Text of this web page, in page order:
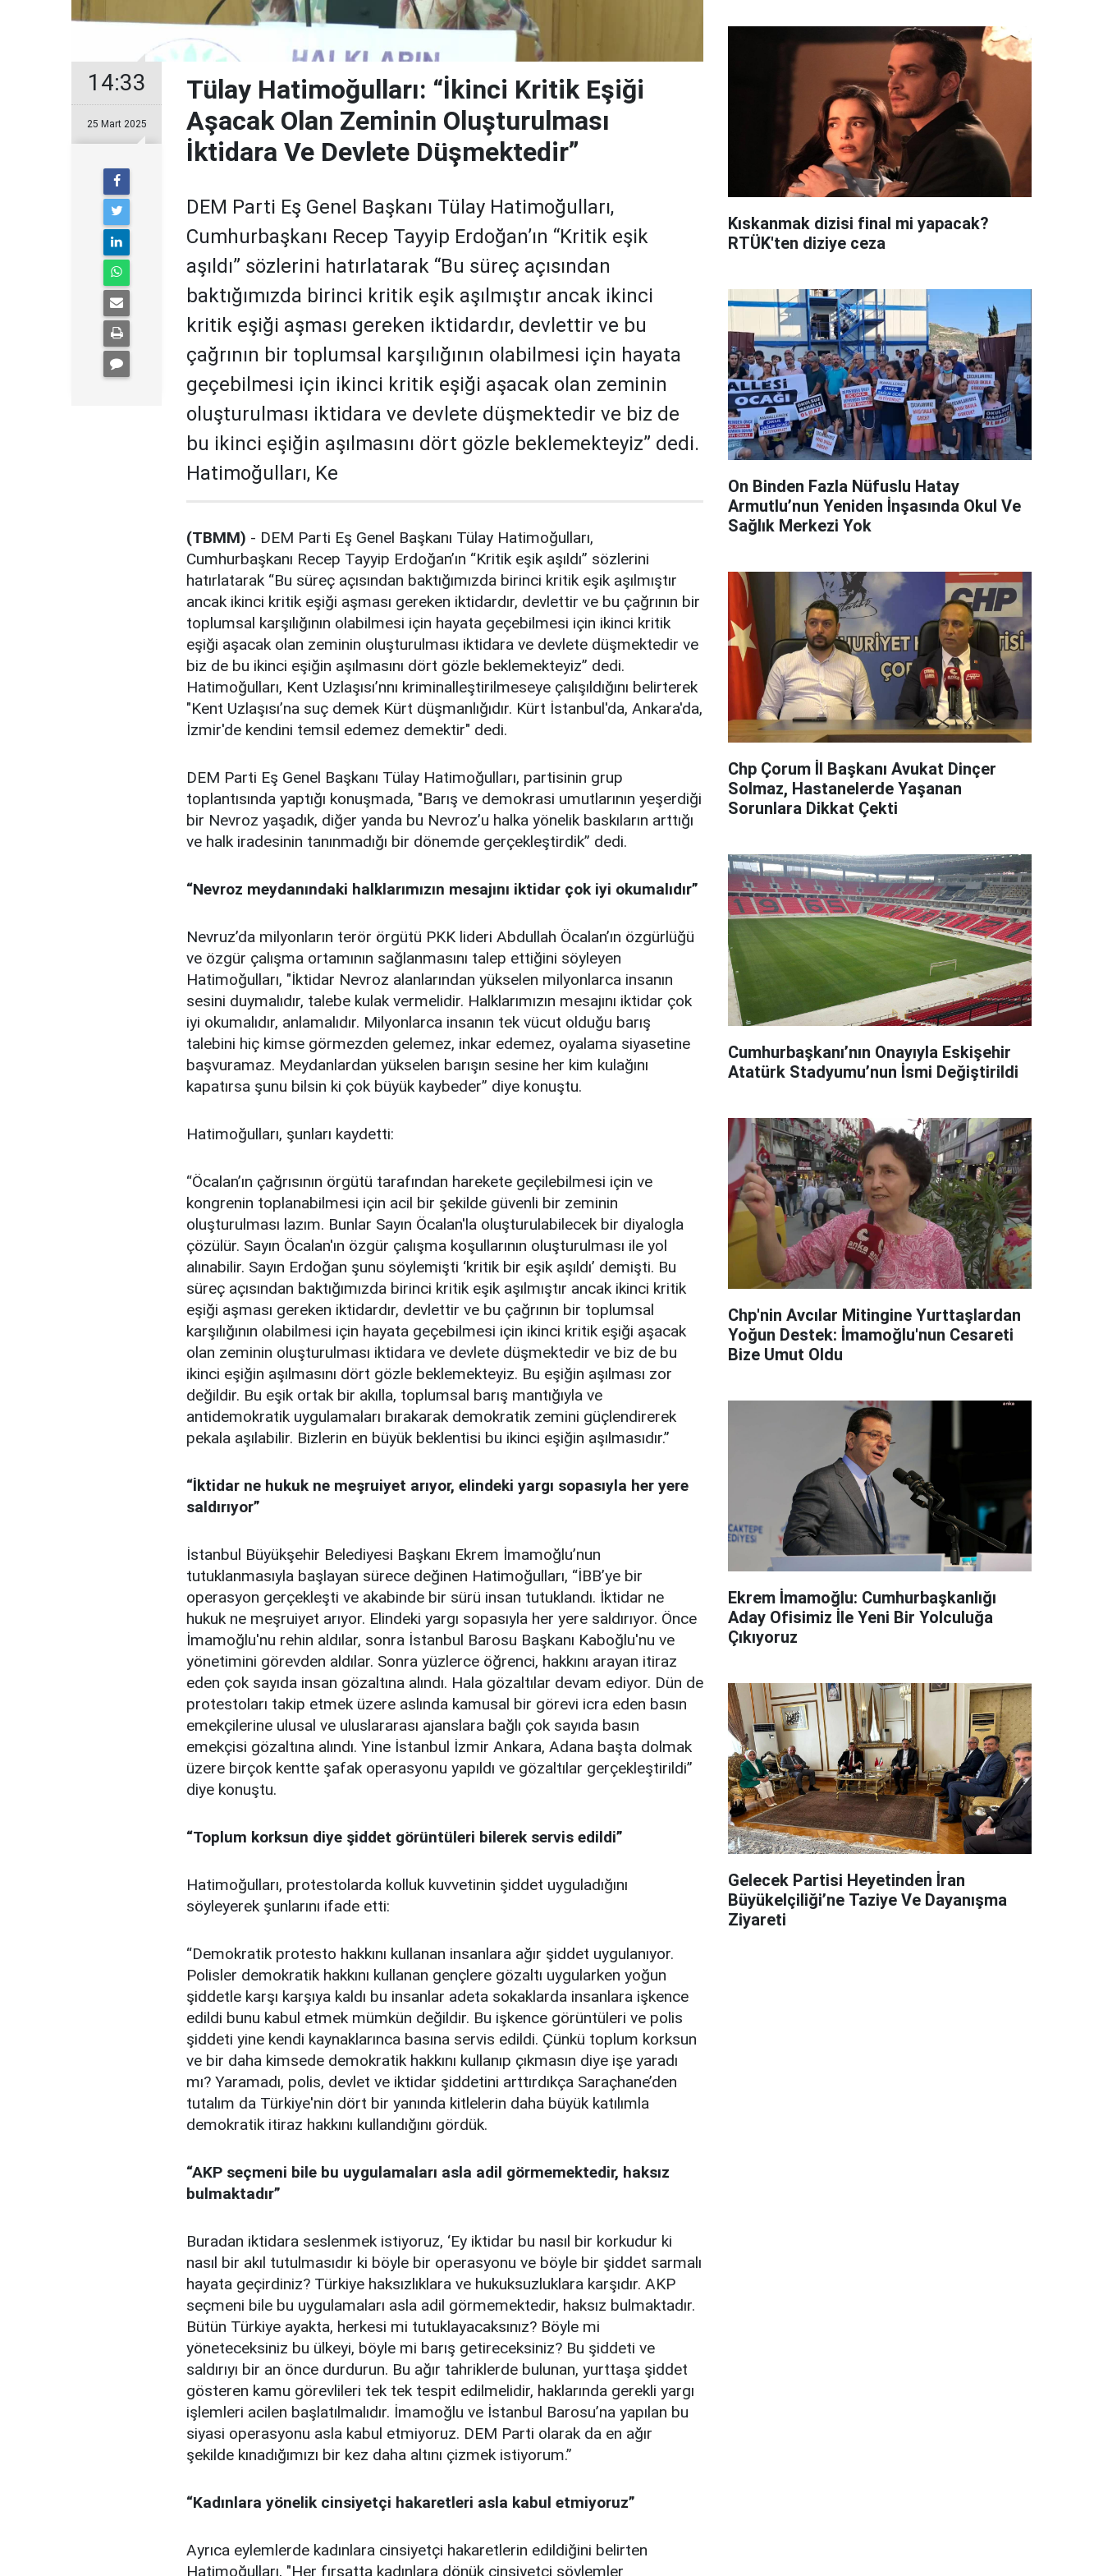
14:33
25 Mart 2025
Tülay Hatimoğulları: “İkinci Kritik Eşiği
Aşacak Olan Zeminin Oluşturulması
İktidara Ve Devlete Düşmektedir”
DEM Parti Eş Genel Başkanı Tülay Hatimoğulları,
Cumhurbaşkanı Recep Tayyip Erdoğan’ın “Kritik eşik
aşıldı” sözlerini hatırlatarak “Bu süreç açısından
baktığımızda birinci kritik eşik aşılmıştır ancak ikinci
kritik eşiği aşması gereken iktidardır, devlettir ve bu
çağrının bir toplumsal karşılığının olabilmesi için hayata
geçebilmesi için ikinci kritik eşiği aşacak olan zeminin
oluşturulması iktidara ve devlete düşmektedir ve biz de
bu ikinci eşiğin aşılmasını dört gözle beklemekteyiz” dedi.
Hatimoğulları, Ke
(TBMM) - DEM Parti Eş Genel Başkanı Tülay Hatimoğulları,
Cumhurbaşkanı Recep Tayyip Erdoğan’ın “Kritik eşik aşıldı” sözlerini
hatırlatarak “Bu süreç açısından baktığımızda birinci kritik eşik aşılmıştır
ancak ikinci kritik eşiği aşması gereken iktidardır, devlettir ve bu çağrının bir
toplumsal karşılığının olabilmesi için hayata geçebilmesi için ikinci kritik
eşiği aşacak olan zeminin oluşturulması iktidara ve devlete düşmektedir ve
biz de bu ikinci eşiğin aşılmasını dört gözle beklemekteyiz” dedi.
Hatimoğulları, Kent Uzlaşısı’nnı kriminalleştirilmeseye çalışıldığını belirterek
"Kent Uzlaşısı’na suç demek Kürt düşmanlığıdır. Kürt İstanbul'da, Ankara'da,
İzmir'de kendini temsil edemez demektir" dedi.
DEM Parti Eş Genel Başkanı Tülay Hatimoğulları, partisinin grup
toplantısında yaptığı konuşmada, "Barış ve demokrasi umutlarının yeşerdiği
bir Nevroz yaşadık, diğer yanda bu Nevroz’u halka yönelik baskıların arttığı
ve halk iradesinin tanınmadığı bir dönemde gerçekleştirdik” dedi.
“Nevroz meydanındaki halklarımızın mesajını iktidar çok iyi okumalıdır”
Nevruz’da milyonların terör örgütü PKK lideri Abdullah Öcalan’ın özgürlüğü
ve özgür çalışma ortamının sağlanmasını talep ettiğini söyleyen
Hatimoğulları, "İktidar Nevroz alanlarından yükselen milyonlarca insanın
sesini duymalıdır, talebe kulak vermelidir. Halklarımızın mesajını iktidar çok
iyi okumalıdır, anlamalıdır. Milyonlarca insanın tek vücut olduğu barış
talebini hiç kimse görmezden gelemez, inkar edemez, oyalama siyasetine
başvuramaz. Meydanlardan yükselen barışın sesine her kim kulağını
kapatırsa şunu bilsin ki çok büyük kaybeder” diye konuştu.
Hatimoğulları, şunları kaydetti:
“Öcalan’ın çağrısının örgütü tarafından harekete geçilebilmesi için ve
kongrenin toplanabilmesi için acil bir şekilde güvenli bir zeminin
oluşturulması lazım. Bunlar Sayın Öcalan'la oluşturulabilecek bir diyalogla
çözülür. Sayın Öcalan'ın özgür çalışma koşullarının oluşturulması ile yol
alınabilir. Sayın Erdoğan şunu söylemişti ‘kritik bir eşik aşıldı’ demişti. Bu
süreç açısından baktığımızda birinci kritik eşik aşılmıştır ancak ikinci kritik
eşiği aşması gereken iktidardır, devlettir ve bu çağrının bir toplumsal
karşılığının olabilmesi için hayata geçebilmesi için ikinci kritik eşiği aşacak
olan zeminin oluşturulması iktidara ve devlete düşmektedir ve biz de bu
ikinci eşiğin aşılmasını dört gözle beklemekteyiz. Bu eşiğin aşılması zor
değildir. Bu eşik ortak bir akılla, toplumsal barış mantığıyla ve
antidemokratik uygulamaları bırakarak demokratik zemini güçlendirerek
pekala aşılabilir. Bizlerin en büyük beklentisi bu ikinci eşiğin aşılmasıdır.”
“İktidar ne hukuk ne meşruiyet arıyor, elindeki yargı sopasıyla her yere
saldırıyor”
İstanbul Büyükşehir Belediyesi Başkanı Ekrem İmamoğlu’nun
tutuklanmasıyla başlayan sürece değinen Hatimoğulları, “İBB’ye bir
operasyon gerçekleşti ve akabinde bir sürü insan tutuklandı. İktidar ne
hukuk ne meşruiyet arıyor. Elindeki yargı sopasıyla her yere saldırıyor. Önce
İmamoğlu'nu rehin aldılar, sonra İstanbul Barosu Başkanı Kaboğlu'nu ve
yönetimini görevden aldılar. Sonra yüzlerce öğrenci, hakkını arayan itiraz
eden çok sayıda insan gözaltına alındı. Hala gözaltılar devam ediyor. Dün de
protestoları takip etmek üzere aslında kamusal bir görevi icra eden basın
emekçilerine ulusal ve uluslararası ajanslara bağlı çok sayıda basın
emekçisi gözaltına alındı. Yine İstanbul İzmir Ankara, Adana başta dolmak
üzere birçok kentte şafak operasyonu yapıldı ve gözaltılar gerçekleştirildi”
diye konuştu.
“Toplum korksun diye şiddet görüntüleri bilerek servis edildi”
Hatimoğulları, protestolarda kolluk kuvvetinin şiddet uyguladığını
söyleyerek şunlarını ifade etti:
“Demokratik protesto hakkını kullanan insanlara ağır şiddet uygulanıyor.
Polisler demokratik hakkını kullanan gençlere gözaltı uygularken yoğun
şiddetle karşı karşıya kaldı bu insanlar adeta sokaklarda insanlara işkence
edildi bunu kabul etmek mümkün değildir. Bu işkence görüntüleri ve polis
şiddeti yine kendi kaynaklarınca basına servis edildi. Çünkü toplum korksun
ve bir daha kimsede demokratik hakkını kullanıp çıkmasın diye işe yaradı
mı? Yaramadı, polis, devlet ve iktidar şiddetini arttırdıkça Saraçhane’den
tutalım da Türkiye'nin dört bir yanında kitlelerin daha büyük katılımla
demokratik itiraz hakkını kullandığını gördük.
“AKP seçmeni bile bu uygulamaları asla adil görmemektedir, haksız
bulmaktadır”
Buradan iktidara seslenmek istiyoruz, ‘Ey iktidar bu nasıl bir korkudur ki
nasıl bir akıl tutulmasıdır ki böyle bir operasyonu ve böyle bir şiddet sarmalı
hayata geçirdiniz? Türkiye haksızlıklara ve hukuksuzluklara karşıdır. AKP
seçmeni bile bu uygulamaları asla adil görmemektedir, haksız bulmaktadır.
Bütün Türkiye ayakta, herkesi mi tutuklayacaksınız? Böyle mi
yöneteceksiniz bu ülkeyi, böyle mi barış getireceksiniz? Bu şiddeti ve
saldırıyı bir an önce durdurun. Bu ağır tahriklerde bulunan, yurttaşa şiddet
gösteren kamu görevlileri tek tek tespit edilmelidir, haklarında gerekli yargı
işlemleri acilen başlatılmalıdır. İmamoğlu ve İstanbul Barosu’na yapılan bu
siyasi operasyonu asla kabul etmiyoruz. DEM Parti olarak da en ağır
şekilde kınadığımızı bir kez daha altını çizmek istiyorum.”
“Kadınlara yönelik cinsiyetçi hakaretleri asla kabul etmiyoruz”
Ayrıca eylemlerde kadınlara cinsiyetçi hakaretlerin edildiğini belirten
Hatimoğulları, "Her fırsatta kadınlara dönük cinsiyetçi söylemler
Kıskanmak dizisi final mi yapacak?
RTÜK'ten diziye ceza
On Binden Fazla Nüfuslu Hatay
Armutlu’nun Yeniden İnşasında Okul Ve
Sağlık Merkezi Yok
Chp Çorum İl Başkanı Avukat Dinçer
Solmaz, Hastanelerde Yaşanan
Sorunlara Dikkat Çekti
Cumhurbaşkanı’nın Onayıyla Eskişehir
Atatürk Stadyumu’nun İsmi Değiştirildi
Chp'nin Avcılar Mitingine Yurttaşlardan
Yoğun Destek: İmamoğlu'nun Cesareti
Bize Umut Oldu
Ekrem İmamoğlu: Cumhurbaşkanlığı
Aday Ofisimiz İle Yeni Bir Yolculuğa
Çıkıyoruz
Gelecek Partisi Heyetinden İran
Büyükelçiliği’ne Taziye Ve Dayanışma
Ziyareti